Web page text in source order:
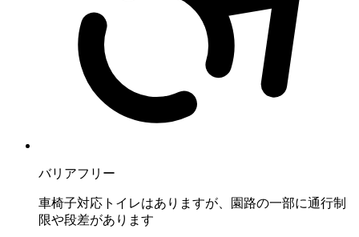
バリアフリー
車椅子対応トイレはありますが、園路の一部に通行制
限や段差があります